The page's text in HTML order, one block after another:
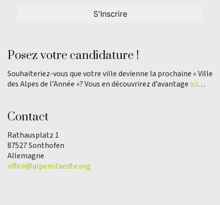
Posez votre candidature !
Souhaiteriez-vous que votre ville devienne la prochaine « Ville
des Alpes de l’Année »? Vous en découvrirez d’avantage ici…
Contact
Rathausplatz 1
87527 Sonthofen
Allemagne
office@alpenstaedte.org